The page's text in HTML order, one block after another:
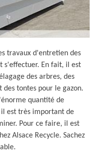
travaux d'entretien des
s'effectuer. En fait, il est
des arbres, des
tontes pour le gazon.
quantité de
est très important de
Pour ce faire, il est
Alsace Recycle. Sachez